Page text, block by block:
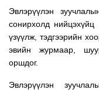
Эвлэрүүлэн
сонирхолд
үзүүлж, тэдгээрийн
эвийн журмаар,
оршдог.
Эвлэрүүлэн